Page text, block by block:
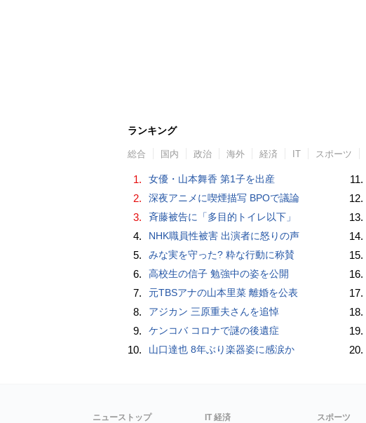
ランキング
総合 国内 政治 海外 経済 IT スポーツ
1. 女優・山本舞香 第1子を出産
2. 深夜アニメに喫煙描写 BPOで議論
3. 斉藤被告に「多目的トイレ以下」
4. NHK職員性被害 出演者に怒りの声
5. みな実を守った? 粋な行動に称賛
6. 高校生の信子 勉強中の姿を公開
7. 元TBSアナの山本里菜 離婚を公表
8. アジカン 三原重夫さんを追悼
9. ケンコバ コロナで謎の後遺症
10. 山口達也 8年ぶり楽器姿に感涙か
11.
12.
13.
14.
15.
16.
17.
18.
19.
20.
ニューストップ IT 経済 スポーツ